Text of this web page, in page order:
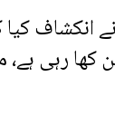
انکشاف کیا
رہی ہے،